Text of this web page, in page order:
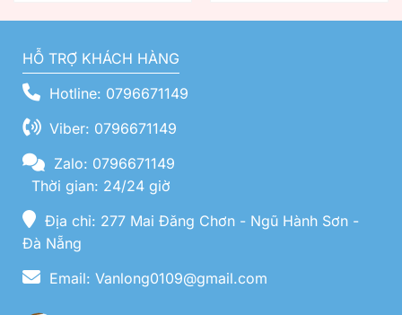
HỖ TRỢ KHÁCH HÀNG
Hotline: 0796671149
Viber: 0796671149
Zalo: 0796671149
Thời gian: 24/24 giờ
Địa chỉ: 277 Mai Đăng Chơn - Ngũ Hành Sơn -
Đà Nẵng
Email: Vanlong0109@gmail.com